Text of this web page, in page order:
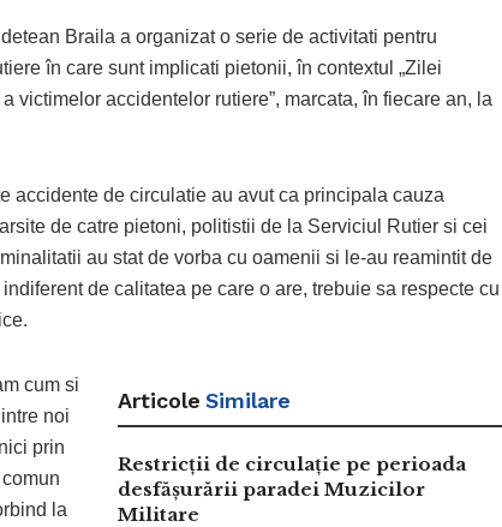
Braila a organizat o serie de activitati pentru
în care sunt implicati pietonii, în contextul „Zilei
victimelor accidentelor rutiere”, marcata, în fiecare an, la
accidente de circulatie au avut ca principala cauza
de catre pietoni, politistii de la Serviciul Rutier si cei
au stat de vorba cu oamenii si le-au reamintit de
de calitatea pe care o are, trebuie sa respecte cu
Articole Similare
Restricții de circulație pe perioada
desfășurării paradei Muzicilor
Militare
cum si
noi
prin
la